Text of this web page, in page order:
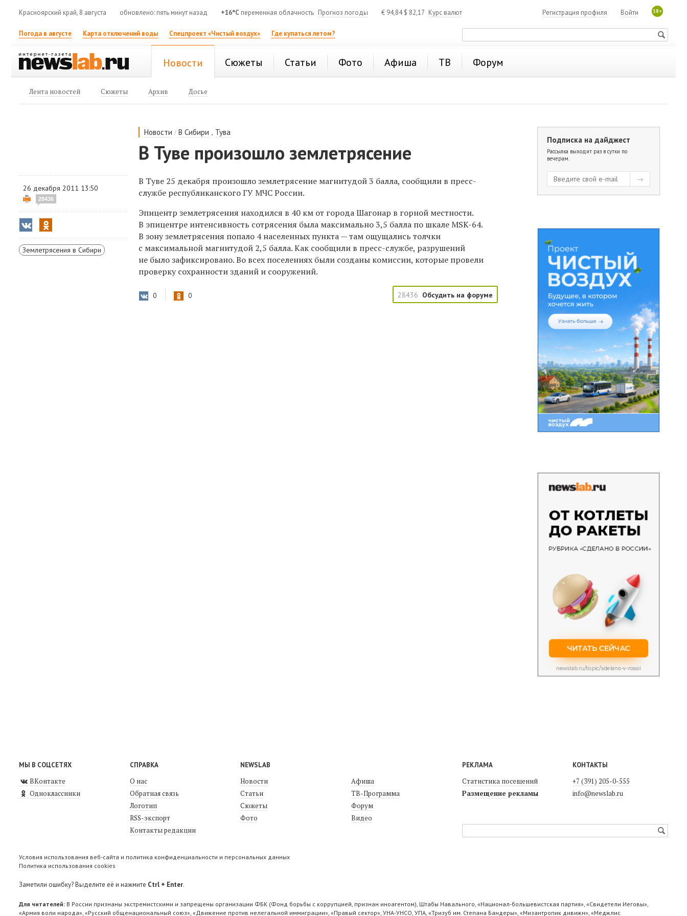
Красноярский край, 8 августа обновлено: пять минут назад +16°C переменная облачность Прогноз погоды € 94,84$ 82,17 Курс валют 18+
Войти
Регистрация профиля
Погода в августе Карта отключений воды Спецпроект «Чистый воздух» Где купаться летом?
Новости Сюжеты Статьи Фото Афиша ТВ Форум
Лента новостей Сюжеты Архив Досье
Новости /В Сибири , Тува
В Туве произошло землетрясение
26 декабря 2011 13:50
28436
Землетрясения в Сибири
В Туве 25 декабря произошло землетрясение магнитудой 3 балла, сообщили в пресс-
службе республиканского ГУ МЧС России.
Эпицентр землетрясения находился в 40 км от города Шагонар в горной местности.
В эпицентре интенсивность сотрясения была максимально 3,5 балла по шкале MSK-64.
В зону землетрясения попало 4 населенных пункта — там ощущались толчки
с максимальной магнитудой 2,5 балла. Как сообщили в пресс-службе, разрушений
не было зафиксировано. Во всех поселениях были созданы комиссии, которые провели
проверку сохранности зданий и сооружений.
0 0 28436 Обсудить на форуме
Подписка на дайджест
Рассылка выходит раз в сутки по
вечерам.
МЫ В СОЦСЕТЯХ
ВКонтакте
Одноклассники
СПРАВКА
О нас
Обратная связь
Логотип
RSS-экспорт
Контакты редакции
NEWSLAB
Новости
Статьи
Сюжеты
Фото
Афиша
ТВ-Программа
Форум
Видео
РЕКЛАМА
Статистика посещений
Размещение рекламы
КОНТАКТЫ
+7 (391) 205-0-555
info@newslab.ru
Условия использования веб-сайта и политика конфиденциальности и персональных данных
Политика использования cookies
Заметили ошибку? Выделите её и нажмите Ctrl + Enter.
Для читателей: В России признаны экстремистскими и запрещены организации ФБК (Фонд борьбы с коррупцией, признан иноагентом), Штабы Навального, «Национал-большевистская партия», «Свидетели Иеговы»,
«Армия воли народа», «Русский общенациональный союз», «Движение против нелегальной иммиграции», «Правый сектор», УНА-УНСО, УПА, «Тризуб им. Степана Бандеры», «Мизантропик дивижн», «Меджлис